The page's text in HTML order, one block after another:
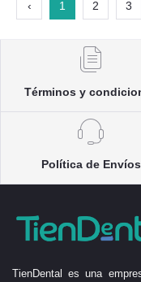
‹ 1 2 3
Términos y
Política de Envíos
TienDental es una